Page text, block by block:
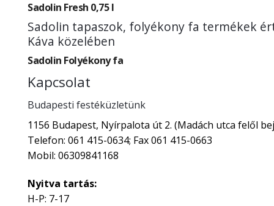
Sadolin Fresh 0,75 l
Sadolin tapaszok, folyékony fa termékek
Káva közelében
Sadolin Folyékony fa
Kapcsolat
Budapesti festéküzletünk
1156 Budapest, Nyírpalota út 2. (Madách utca felől
Telefon: 061 415-0634; Fax 061 415-0663
Mobil: 06309841168
Nyitva tartás:
H-P: 7-17